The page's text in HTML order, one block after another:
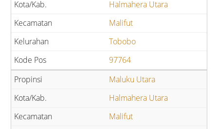
Halmahera Utara
Malifut
Tobobo
97764
Maluku Utara
Halmahera Utara
Malifut